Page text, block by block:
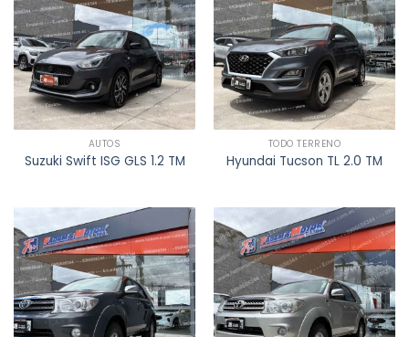
AUTOS
Suzuki Swift ISG GLS 1.2 TM
TODO TERRENO
Hyundai Tucson TL 2.0 TM